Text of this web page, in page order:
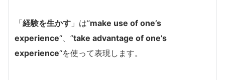
「経験を生かす 」は”make use of one’s
experience“、”take advantage of one’s
experience“を使って表現します。